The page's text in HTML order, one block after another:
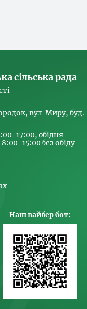
сільська рада
вул. Миру, буд.
17:00, обідня
15:00 без обіду
Наш вайбер бот: